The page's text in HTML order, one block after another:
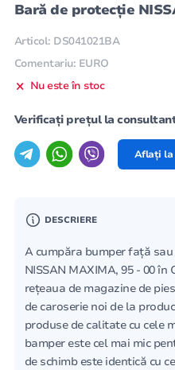
Bară de protecție
Articol: DS041021BA
Comentariu: EURO
Nu este în stoc
Verificați prețul la
Aflați la
DESCRIERE
A cumpăra bumper față
NISSAN MAXIMA, 95 - 00
rețeaua de magazine de
de caroserie noi de la
produse de calitate cu cele
bamper este cel mai mic
de schimb este identică cu